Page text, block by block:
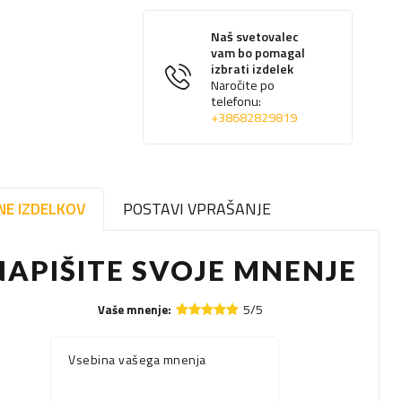
Naš svetovalec
vam bo pomagal
izbrati izdelek
Naročite po
telefonu:
+38682829819
IZDELKOV POSTAVI VPRAŠANJE
SVOJE MNENJE
Vaše mnenje: 5/5
Vsebina vašega mnenja